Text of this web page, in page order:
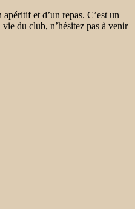
apéritif et d’un repas. C’est un
du club, n’hésitez pas à venir